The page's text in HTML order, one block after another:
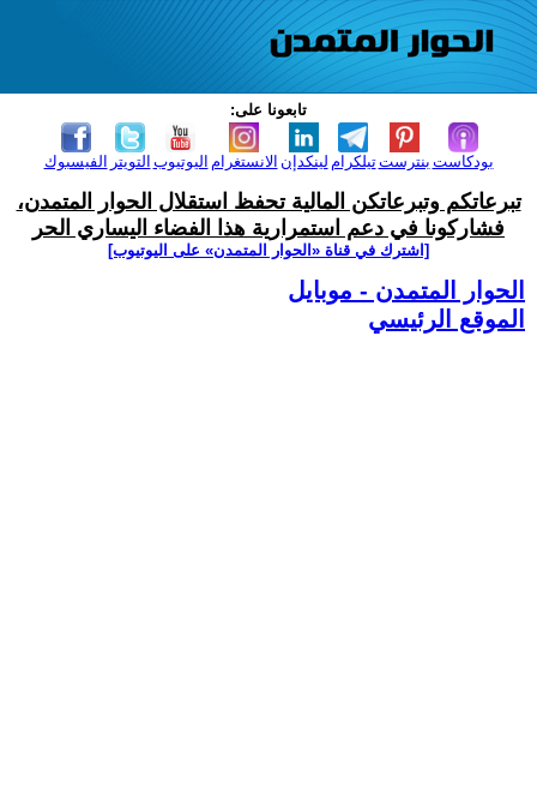
تابعونا على:
الفيسبوك التويتر اليوتيوب الانستغرام لينكدإن تيلكرامبنترست بودكاست
تبرعاتكم وتبرعاتكن المالية تحفظ استقلال الحوار المتمدن،
فشاركونا في دعم استمرارية هذا الفضاء اليساري الحر
[اشترك في قناة ‫«الحوار المتمدن» على اليوتيوب]
الحوار المتمدن - موبايل
الموقع الرئيسي